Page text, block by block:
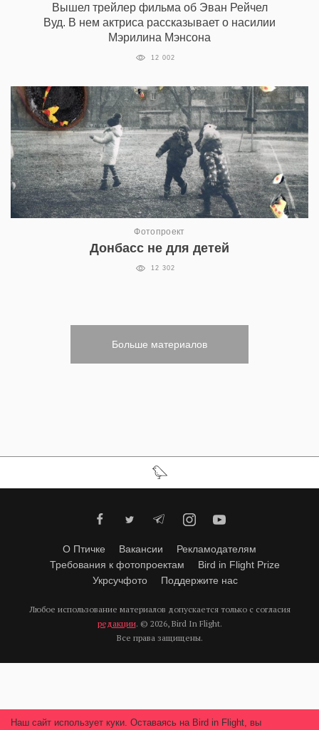
Вышел трейлер фильма об Эван Рейчел
Вуд. В нем актриса рассказывает о насилии
Мэрилина Мэнсона
12 002
Фотопроект
Донбасс не для детей
12 302
Больше материалов
О Птичке Вакансии
Рекламодателям
Требования к фотопроектам
Bird in Flight Prize
Укрсучфото
Поддержите нас
Любое использование материалов допускается только с согласия
редакции. © 2026, Bird In Flight.
Все права защищены.
Наш сайт использует куки. Оставаясь на Bird in Flight, вы